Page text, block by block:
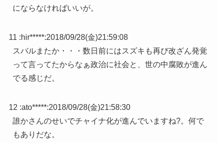
にならなければいいが。
11 :hir*****:2018/09/28(金)21:59:08
スバルまたか・・・数日前にはスズキも再び改ざん発覚
って言ってたからなぁ政治に社会と、世の中腐敗が進ん
でる感じだ。
12 :ato*****:2018/09/28(金)21:58:30
誰かさんのせいでチャイナ化が進んでいますね?。何で
もありだな。